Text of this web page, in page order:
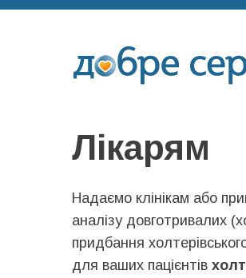
Лікарям
Надаємо клінікам або
аналізу довготривалих
придбання
для ваших пацієнтів